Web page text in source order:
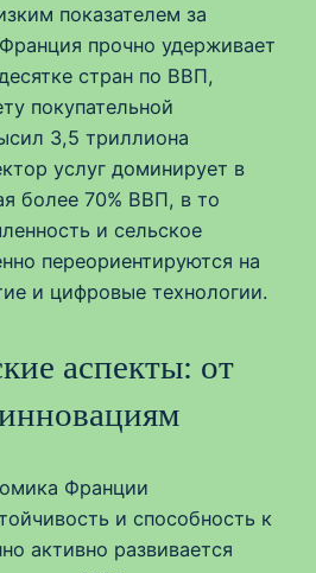
показателем за
прочно удерживает
стран по ВВП,
покупательной
3,5 триллиона
услуг доминирует в
более 70% ВВП, в то
и сельское
переориентируются на
и цифровые технологии.
аспекты: от
Франции
и способность к
активно развивается